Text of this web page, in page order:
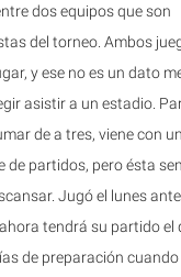
dos equipos que son
del torneo. Ambos
y ese no es un dato
asistir a un estadio.
de a tres, viene con
de partidos, pero ésta
Jugó el lunes
tendrá su partido el
de preparación